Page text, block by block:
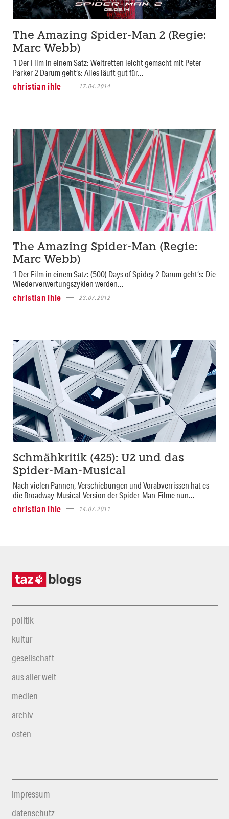
The Amazing Spider-Man 2 (Regie:
Marc Webb)
1 Der Film in einem Satz: Weltretten leicht gemacht mit Peter
Parker 2 Darum geht‘s: Alles läuft gut für...
christian ihle
17.04.2014
The Amazing Spider-Man (Regie:
Marc Webb)
1 Der Film in einem Satz: (500) Days of Spidey 2 Darum geht‘s: Die
Wiederverwertungszyklen werden...
christian ihle
23.07.2012
Schmähkritik (425): U2 und das
Spider-Man-Musical
Nach vielen Pannen, Verschiebungen und Vorabverrissen hat es
die Broadway-Musical-Version der Spider-Man-Filme nun...
christian ihle
14.07.2011
politik
kultur
gesellschaft
aus aller welt
medien
archiv
osten
impressum
datenschutz